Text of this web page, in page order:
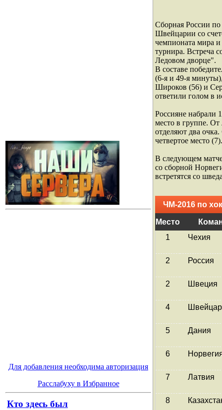
Для добавления необходима авторизация
Расслабуху в Избранное
Кто здесь был
Сборная России
Швейцарии со
чемпионата мира и
турнира. Встреча
Ледовом дворце".
В составе
(6-я и 49-я
Широков (56) и
ответили голом в
Россияне набрали
место в группе.
отделяют два
четвертое место (7).
В следующем матче
со сборной
встретятся со
ЧМ-2016 по
Место
1
Чехия
2 Россия
2 Швеция
4
5 Дания
6
7 Латвия
8